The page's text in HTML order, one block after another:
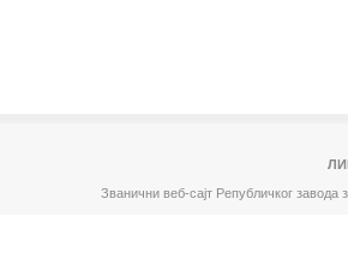
Званични веб-сајт Републичког